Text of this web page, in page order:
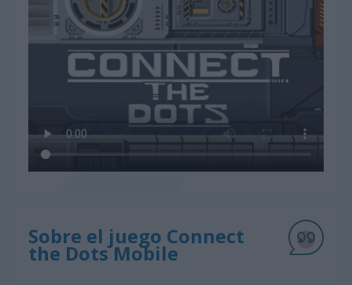
Sobre el juego Connect
the Dots Mobile